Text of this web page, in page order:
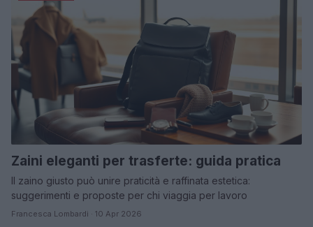
Zaini eleganti per trasferte: guida pratica
Il zaino giusto può unire praticità e raffinata estetica:
suggerimenti e proposte per chi viaggia per lavoro
Francesca Lombardi · 10 Apr 2026